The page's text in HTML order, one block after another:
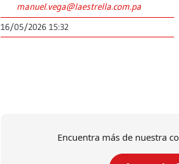
manuel.vega@laestrella.com.pa
16/05/2026 15:32
Encuentra más de nuestra